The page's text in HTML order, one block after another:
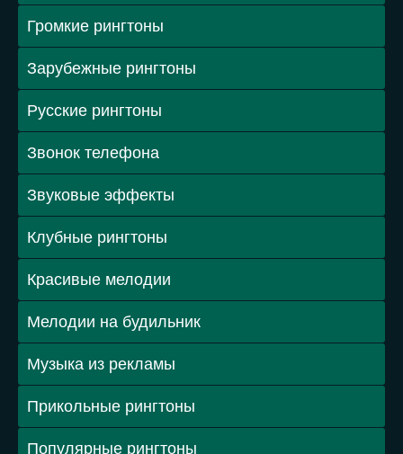
Громкие рингтоны
Зарубежные рингтоны
Русские рингтоны
Звонок телефона
Звуковые эффекты
Клубные рингтоны
Красивые мелодии
Мелодии на будильник
Музыка из рекламы
Прикольные рингтоны
Популярные рингтоны